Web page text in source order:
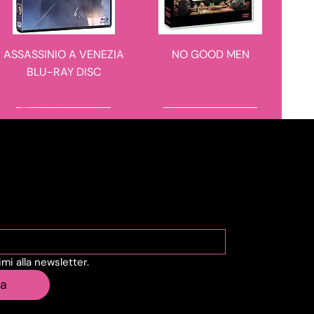
ASSASSINIO A VENEZIA
BLU-RAY DISC
NO GOOD MEN
novità in arrivo
IL CASO 137
novità in arrivo
alla newsletter.